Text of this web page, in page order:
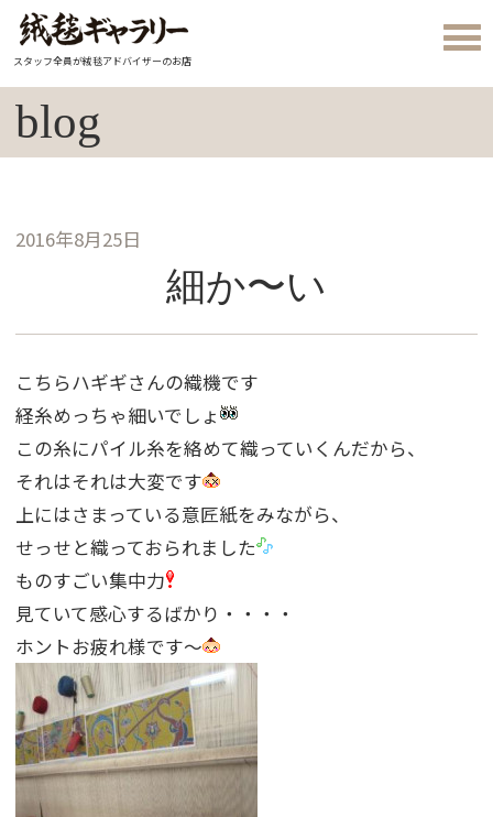
スタッフ全員が絨毯アドバイザーのお店
blog
2016年8月25日
細か〜い
こちらハギギさんの織機です
経糸めっちゃ細いでしょ
この糸にパイル糸を絡めて織っていくんだから、
それはそれは大変です
上にはさまっている意匠紙をみながら、
せっせと織っておられました
ものすごい集中力
見ていて感心するばかり・・・・
ホントお疲れ様です〜